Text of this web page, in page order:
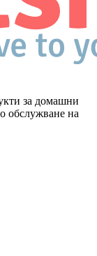
за домашни
обслужване на